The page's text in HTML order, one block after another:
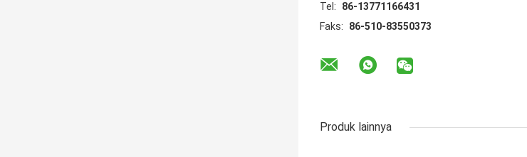
Tel:
86-13771166431
Faks:
86-510-83550373
Produk lainnya